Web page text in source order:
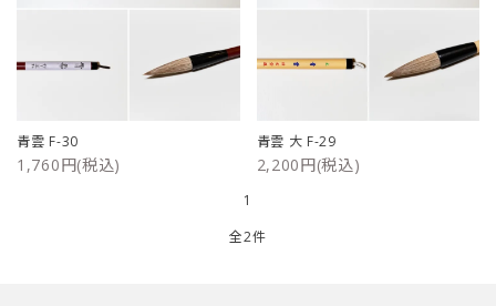
プライバシーポリシー
青雲 F-30
1,760円(税込)
青雲 大 F-29
2,200円(税込)
1
全2件